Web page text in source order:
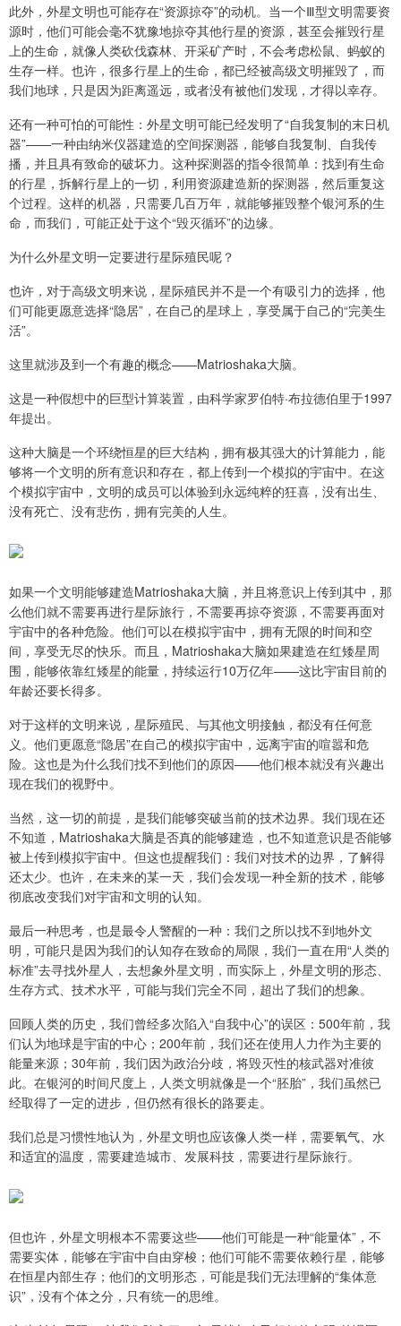
此外，外星文明也可能存在“资源掠夺”的动机。当一个Ⅲ型文明需要资
源时，他们可能会毫不犹豫地掠夺其他行星的资源，甚至会摧毁行星
上的生命，就像人类砍伐森林、开采矿产时，不会考虑松鼠、蚂蚁的
生存一样。也许，很多行星上的生命，都已经被高级文明摧毁了，而
我们地球，只是因为距离遥远，或者没有被他们发现，才得以幸存。
还有一种可怕的可能性：外星文明可能已经发明了“自我复制的末日机
器”——一种由纳米仪器建造的空间探测器，能够自我复制、自我传
播，并且具有致命的破坏力。这种探测器的指令很简单：找到有生命
的行星，拆解行星上的一切，利用资源建造新的探测器，然后重复这
个过程。这样的机器，只需要几百万年，就能够摧毁整个银河系的生
命，而我们，可能正处于这个“毁灭循环”的边缘。
为什么外星文明一定要进行星际殖民呢？
也许，对于高级文明来说，星际殖民并不是一个有吸引力的选择，他
们可能更愿意选择“隐居”，在自己的星球上，享受属于自己的“完美生
活”。
这里就涉及到一个有趣的概念——Matrioshaka大脑。
这是一种假想中的巨型计算装置，由科学家罗伯特·布拉德伯里于1997
年提出。
这种大脑是一个环绕恒星的巨大结构，拥有极其强大的计算能力，能
够将一个文明的所有意识和存在，都上传到一个模拟的宇宙中。在这
个模拟宇宙中，文明的成员可以体验到永远纯粹的狂喜，没有出生、
没有死亡、没有悲伤，拥有完美的人生。
如果一个文明能够建造Matrioshaka大脑，并且将意识上传到其中，那
么他们就不需要再进行星际旅行，不需要再掠夺资源，不需要再面对
宇宙中的各种危险。他们可以在模拟宇宙中，拥有无限的时间和空
间，享受无尽的快乐。而且，Matrioshaka大脑如果建造在红矮星周
围，能够依靠红矮星的能量，持续运行10万亿年——这比宇宙目前的
年龄还要长得多。
对于这样的文明来说，星际殖民、与其他文明接触，都没有任何意
义。他们更愿意“隐居”在自己的模拟宇宙中，远离宇宙的喧嚣和危
险。这也是为什么我们找不到他们的原因——他们根本就没有兴趣出
现在我们的视野中。
当然，这一切的前提，是我们能够突破当前的技术边界。我们现在还
不知道，Matrioshaka大脑是否真的能够建造，也不知道意识是否能够
被上传到模拟宇宙中。但这也提醒我们：我们对技术的边界，了解得
还太少。也许，在未来的某一天，我们会发现一种全新的技术，能够
彻底改变我们对宇宙和文明的认知。
最后一种思考，也是最令人警醒的一种：我们之所以找不到地外文
明，可能只是因为我们的认知存在致命的局限，我们一直在用“人类的
标准”去寻找外星人，去想象外星文明，而实际上，外星文明的形态、
生存方式、技术水平，可能与我们完全不同，超出了我们的想象。
回顾人类的历史，我们曾经多次陷入“自我中心”的误区：500年前，我
们认为地球是宇宙的中心；200年前，我们还在使用人力作为主要的
能量来源；30年前，我们因为政治分歧，将毁灭性的核武器对准彼
此。在银河的时间尺度上，人类文明就像是一个“胚胎”，我们虽然已
经取得了一定的进步，但仍然有很长的路要走。
我们总是习惯性地认为，外星文明也应该像人类一样，需要氧气、水
和适宜的温度，需要建造城市、发展科技，需要进行星际旅行。
但也许，外星文明根本不需要这些——他们可能是一种“能量体”，不
需要实体，能够在宇宙中自由穿梭；他们可能不需要依赖行星，能够
在恒星内部生存；他们的文明形态，可能是我们无法理解的“集体意
识”，没有个体之分，只有统一的思维。